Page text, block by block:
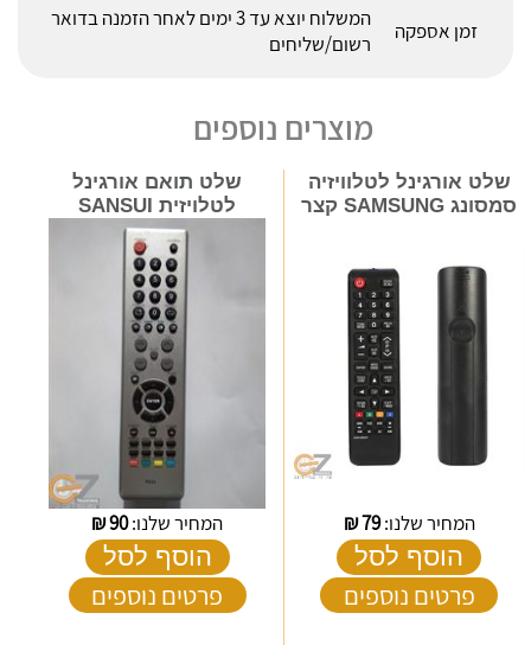
זמן אספקה
המשלוח יוצא עד 3 ימים לאחר הזמנה בדואר
רשום/שליחים
מוצרים נוספים
שלט אורגינל לטלוויזיה
סמסונג SAMSUNG קצר
המחיר שלנו:79
₪
הוסף לסל
פרטים נוספים
שלט תואם אורגינל
לטלויזית SANSUI
המחיר שלנו:90
₪
הוסף לסל
פרטים נוספים